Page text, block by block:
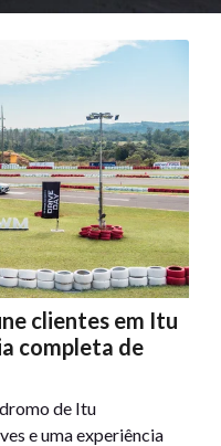
clientes em Itu
completa de
de Itu
e uma experiência